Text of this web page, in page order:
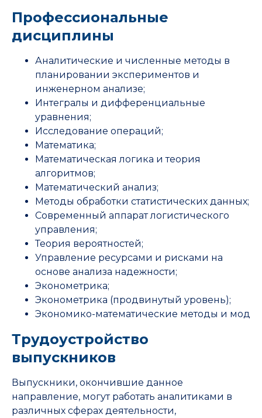
Профессиональные
дисциплины
Аналитические и численные методы в
планировании экспериментов и
инженерном анализе;
Интегралы и дифференциальные
уравнения;
Исследование операций;
Математика;
Математическая логика и теория
алгоритмов;
Математический анализ;
Методы обработки статистических данных;
Современный аппарат логистического
управления;
Теория вероятностей;
Управление ресурсами и рисками на
основе анализа надежности;
Эконометрика;
Эконометрика (продвинутый уровень);
Экономико-математические методы и мод
Трудоустройство
выпускников
Выпускники, окончившие данное
направление, могут работать аналитиками в
различных сферах деятельности,